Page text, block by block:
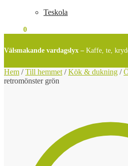
Teskola
0
Välsmakande vardagslyx – Kaffe, te,
Hem /Till hemmet /Kök & dukning /
retromönster grön